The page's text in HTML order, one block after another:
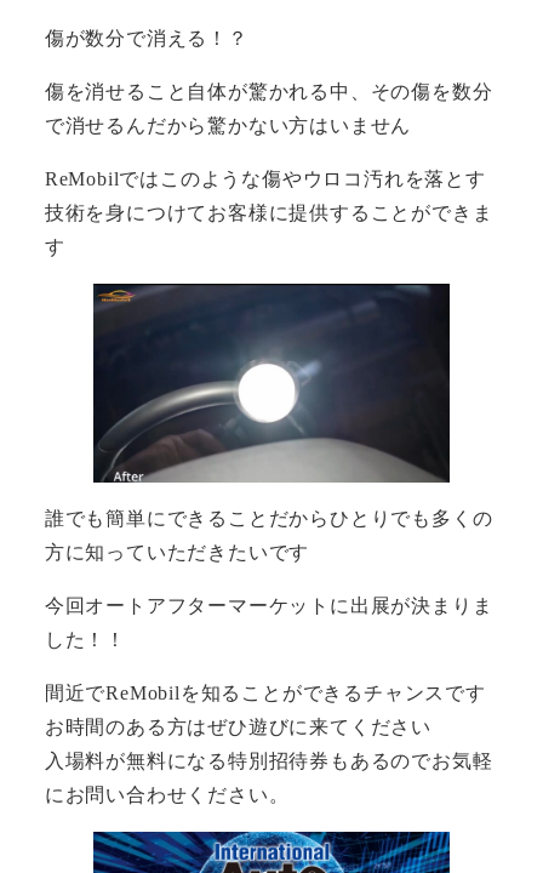
傷が数分で消える！？
傷を消せること自体が驚かれる中、その傷を数分
で消せるんだから驚かない方はいません
ReMobilではこのような傷やウロコ汚れを落とす
技術を身につけてお客様に提供することができま
す
誰でも簡単にできることだからひとりでも多くの
方に知っていただきたいです
今回オートアフターマーケットに出展が決まりま
した！！
間近でReMobilを知ることができるチャンスです
お時間のある方はぜひ遊びに来てください
入場料が無料になる特別招待券もあるのでお気軽
にお問い合わせください。